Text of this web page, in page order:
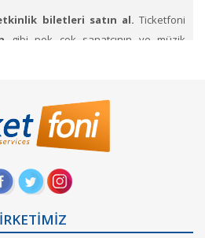
biletleri satın al. Ticketfoni
gibi pek çok sanatçının ve müzik
konser bileti satın almak
Bilet seçiminizi yapınız. (Katılmak
ait siteye optimize edilmiş
Ödeme adımına geçiniz. Artık
Ticketfoniden bilet bulup